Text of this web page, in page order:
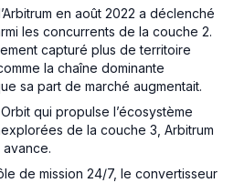
en août 2022 a déclenché
les concurrents de la couche 2.
capturé plus de territoire
la chaîne dominante
sa part de marché augmentait.
qui propulse l’écosystème
de la couche 3, Arbitrum
de mission 24/7, le convertisseur